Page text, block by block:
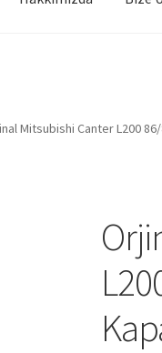
Mitsubishi Canter L200